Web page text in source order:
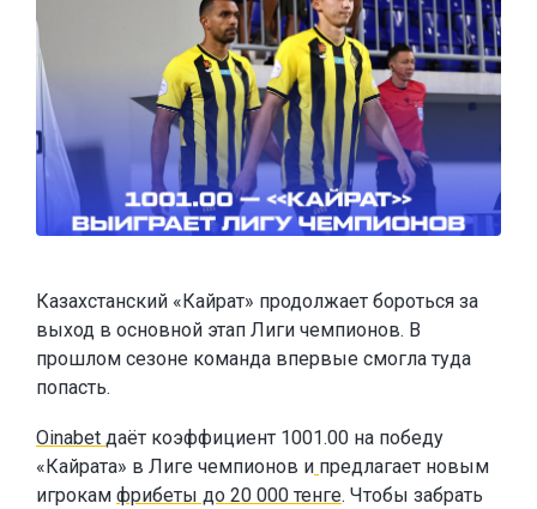
Казахстанский «Кайрат» продолжает бороться за
выход в основной этап Лиги чемпионов. В
прошлом сезоне команда впервые смогла туда
попасть.
Oinabet даёт коэффициент 1001.00 на победу
«Кайрата» в Лиге чемпионов и предлагает новым
игрокам фрибеты до 20 000 тенге. Чтобы забрать